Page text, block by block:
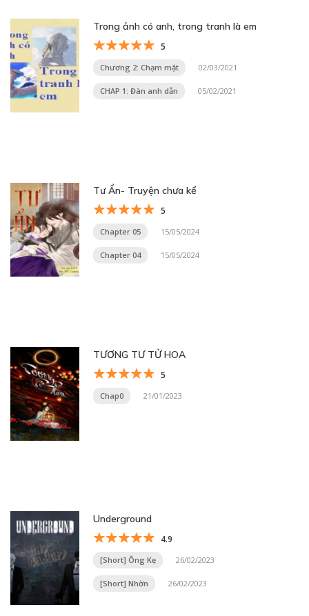
Trong ảnh có anh, trong tranh là em
5
Chương 2: Chạm mặt 02/03/2021
CHAP 1: Đàn anh dẫn 05/02/2021
Tư Ẩn- Truyện chưa kể
5
Chapter 05 15/05/2024
Chapter 04 15/05/2024
TƯƠNG TƯ TỬ HOA
5
Chap0 21/01/2023
Underground
4.9
[Short] Ông Kẹ 26/02/2023
[Short] Nhờn 26/02/2023